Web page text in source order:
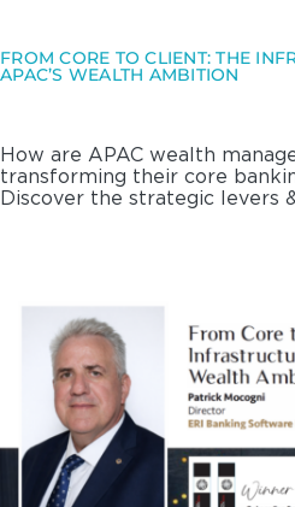
FROM CORE TO CLIENT: THE
APAC’S WEALTH AMBITION
How are APAC wealth
transforming their core
Discover the strategic levers